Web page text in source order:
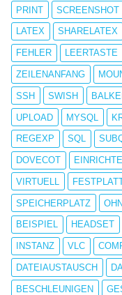
PRINT SCREENSHOT
LATEX SHARELATEX
FEHLER LEERTASTE
ZEILENANFANG
SSH SWISH
UPLOAD MYSQL
REGEXP SQL
DOVECOT
VIRTUELL
SPEICHERPLATZ
BEISPIEL HEADSET
INSTANZ VLC
DATEIAUSTAUSCH
BESCHLEUNIGEN